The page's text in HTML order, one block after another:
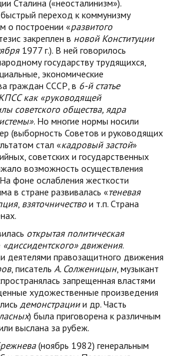
Сталина («неосталинизм»).
переход к коммунизму
о построении «развитого
закреплен в новой Конституции
1977 г.). В ней говорилось
государству трудящихся,
экономические
граждан СССР, в 6-й статье
как «руководящей
советского общества, ядра
. Но многие нормы носили
(выборность Советов и руководящих
стал «кадровый застой»
советских и государственных
возможность осуществления
фоне ослабления жесткости
в стране развивалась «теневая
, взяточничество и т.п. Страна
открытая политическая
«диссидентского» движения.
деятелями правозащитного движения
, писатель А. Солженицын, музыкант
запрещенная властями
художественные произведения
демонстрациии др. Часть
) была приговорена к различным
выслана за рубеж.
(ноябрь 1982) генеральным